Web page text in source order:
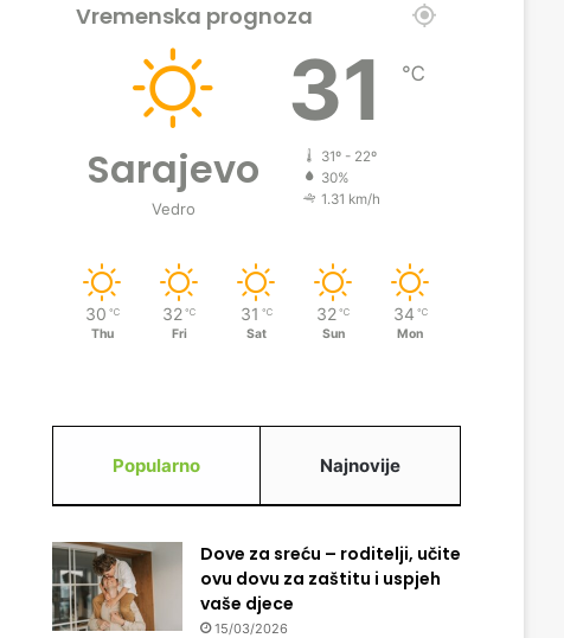
Vremenska prognoza
Sarajevo
Vedro
31 ℃
31º - 22º
30%
1.31 km/h
30 ℃
Thu
32 ℃
Fri
31 ℃
Sat
32 ℃
Sun
34 ℃
Mon
Popularno Najnovije
Dove za sreću – roditelji, učite
ovu dovu za zaštitu i uspjeh
vaše djece
15/03/2026